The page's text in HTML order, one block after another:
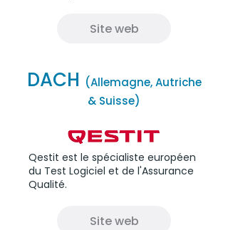
Site web
DACH (Allemagne, Autriche
& Suisse)
Qestit est le spécialiste européen
du Test Logiciel et de l'Assurance
Qualité.
Site web